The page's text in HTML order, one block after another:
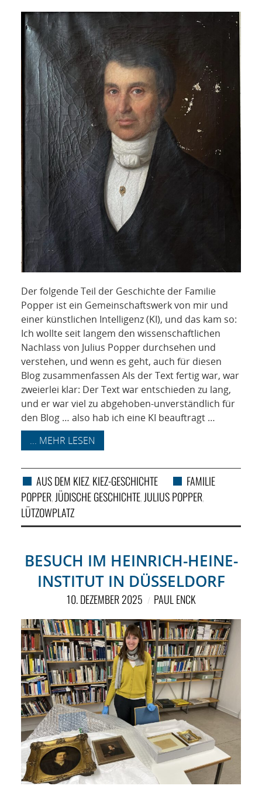
Der folgende Teil der Geschichte der Familie
Popper ist ein Gemeinschaftswerk von mir und
einer künstlichen Intelligenz (KI), und das kam so:
Ich wollte seit langem den wissenschaftlichen
Nachlass von Julius Popper durchsehen und
verstehen, und wenn es geht, auch für diesen
Blog zusammenfassen Als der Text fertig war, war
zweierlei klar: Der Text war entschieden zu lang,
und er war viel zu abgehoben-unverständlich für
den Blog … also hab ich eine KI beauftragt …
... MEHR LESEN
AUS DEM KIEZ, KIEZ-GESCHICHTE
FAMILIE
POPPER, JÜDISCHE GESCHICHTE, JULIUS POPPER,
LÜTZOWPLATZ
BESUCH IM HEINRICH-HEINE-
INSTITUT IN DÜSSELDORF
10. DEZEMBER 2025 PAUL ENCK